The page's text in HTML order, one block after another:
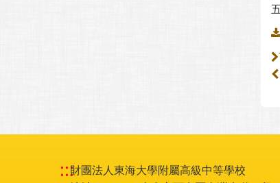
:::財團法人東海大學附屬高級中等學校